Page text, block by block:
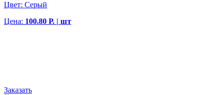
Цвет: Серый
Цена: 100.80 Р. | шт
Заказать